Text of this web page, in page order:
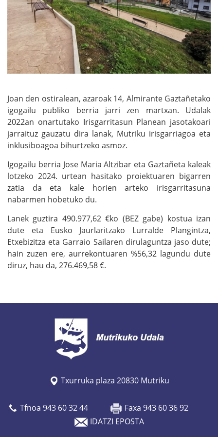
Joan den ostiralean, azaroak 14, Almirante Gaztañetako
igogailu publiko berria jarri zen martxan. Udalak
2022an onartutako Irisgarritasun Planean jasotakoari
jarraituz gauzatu dira lanak, Mutriku irisgarriagoa eta
inklusiboagoa bihurtzeko asmoz.
Igogailu berria Jose Maria Altzibar eta Gaztañeta kaleak
lotzeko 2024. urtean hasitako proiektuaren bigarren
zatia da eta kale horien arteko irisgarritasuna
nabarmen hobetuko du.
Lanek guztira 490.977,62 €ko (BEZ gabe) kostua izan
dute eta Eusko Jaurlaritzako Lurralde Plangintza,
Etxebizitza eta Garraio Sailaren dirulaguntza jaso dute;
hain zuzen ere, aurrekontuaren %56,32 lagundu dute
diruz, hau da, 276.469,58 €.
Txurruka plaza 20830 Mutriku
Tfnoa 943 60 32 44
Faxa 943 60 36 92
IDATZI EPOSTA